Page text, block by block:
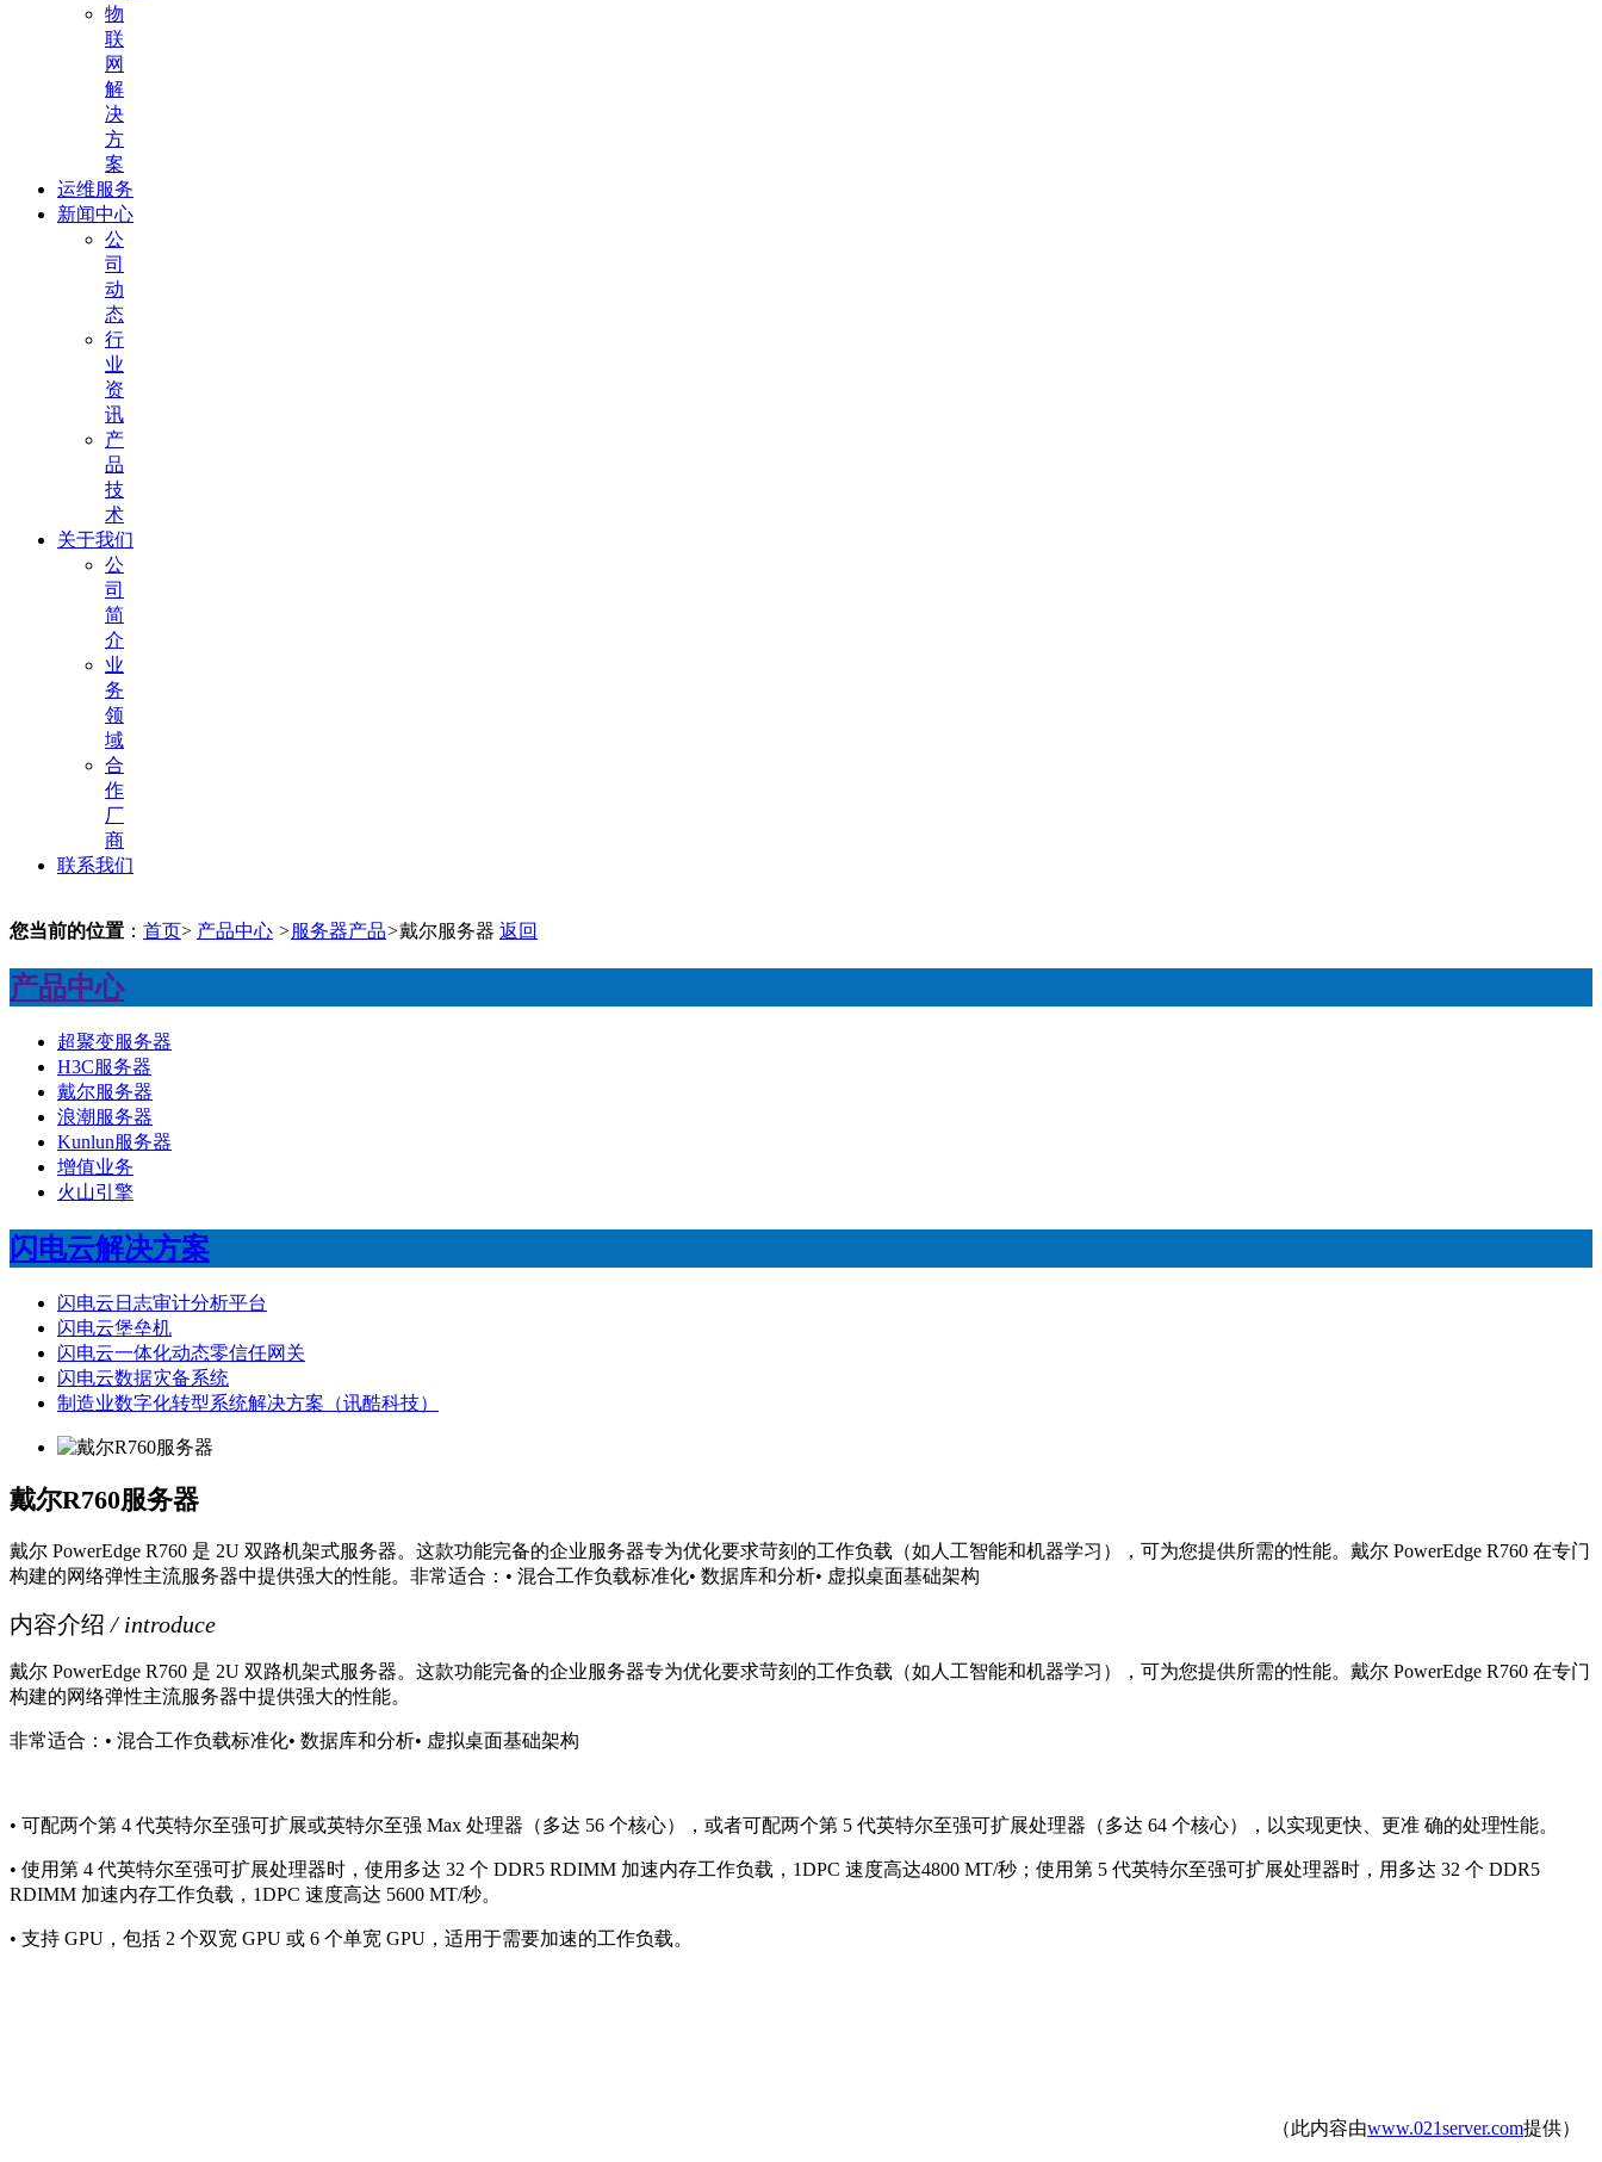
物
联
网
解
决
方
案
运维服务
新闻中心
公
司
动
态
行
业
资
讯
产
品
技
术
关于我们
公
司
简
介
业
务
领
域
合
作
厂
商
联系我们
您当前的位置 ： 首页> 产品中心 >服务器产品>戴尔服务器 返回
产品中心
超聚变服务器
H3C服务器
戴尔服务器
浪潮服务器
Kunlun服务器
增值业务
火山引擎
闪电云解决方案
闪电云日志审计分析平台
闪电云堡垒机
闪电云一体化动态零信任网关
闪电云数据灾备系统
制造业数字化转型系统解决方案（讯酷科技）
戴尔R760服务器
戴尔 PowerEdge R760 是 2U 双路机架式服务器。这款功能完备的企业服务器专为优化要求苛刻的工作负载（如人工智能和机器学习），可为您提供所需的性能。戴尔 PowerEdge R760 在专门
构建的网络弹性主流服务器中提供强大的性能。非常适合：• 混合工作负载标准化• 数据库和分析• 虚拟桌面基础架构
内容介绍 / introduce
戴尔 PowerEdge R760 是 2U 双路机架式服务器。这款功能完备的企业服务器专为优化要求苛刻的工作负载（如人工智能和机器学习），可为您提供所需的性能。戴尔 PowerEdge R760 在专门
构建的网络弹性主流服务器中提供强大的性能。
非常适合：• 混合工作负载标准化• 数据库和分析• 虚拟桌面基础架构
• 可配两个第 4 代英特尔至强可扩展或英特尔至强 Max 处理器（多达 56 个核心），或者可配两个第 5 代英特尔至强可扩展处理器（多达 64 个核心），以实现更快、更准 确的处理性能。
• 使用第 4 代英特尔至强可扩展处理器时，使用多达 32 个 DDR5 RDIMM 加速内存工作负载，1DPC 速度高达4800 MT/秒；使用第 5 代英特尔至强可扩展处理器时，用多达 32 个 DDR5
RDIMM 加速内存工作负载，1DPC 速度高达 5600 MT/秒。
• 支持 GPU，包括 2 个双宽 GPU 或 6 个单宽 GPU，适用于需要加速的工作负载。
（此内容由www.021server.com提供）